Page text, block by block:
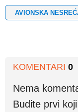
AVIONSKA
KOMENTARI 0
Nema
Budite prvi